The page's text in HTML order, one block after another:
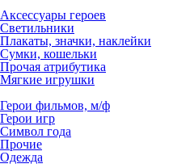
Аксессуары героев
Светильники
Плакаты, значки, наклейки
Сумки, кошельки
Прочая атрибутика
Мягкие игрушки
Герои фильмов, м/ф
Герои игр
Символ года
Прочие
Одежда